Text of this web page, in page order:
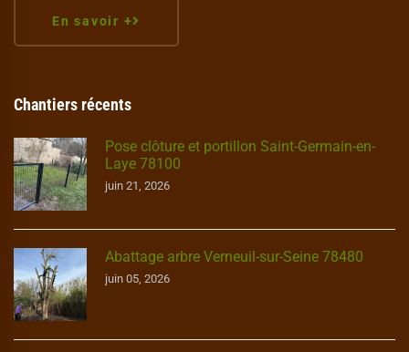
En savoir +
Chantiers récents
Pose clôture et portillon Saint-Germain-en-
Laye 78100
juin 21, 2026
Abattage arbre Verneuil-sur-Seine 78480
juin 05, 2026